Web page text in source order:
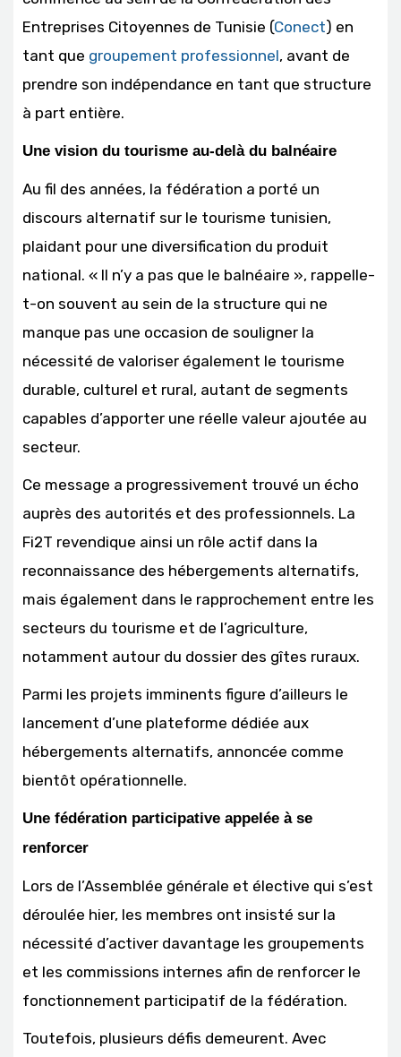
Entreprises Citoyennes de Tunisie (Conect) en
tant que groupement professionnel, avant de
prendre son indépendance en tant que structure
à part entière.
Une vision du tourisme au-delà du balnéaire
Au fil des années, la fédération a porté un
discours alternatif sur le tourisme tunisien,
plaidant pour une diversification du produit
national. « Il n’y a pas que le balnéaire », rappelle-
t-on souvent au sein de la structure qui ne
manque pas une occasion de souligner la
nécessité de valoriser également le tourisme
durable, culturel et rural, autant de segments
capables d’apporter une réelle valeur ajoutée au
secteur.
Ce message a progressivement trouvé un écho
auprès des autorités et des professionnels. La
Fi2T revendique ainsi un rôle actif dans la
reconnaissance des hébergements alternatifs,
mais également dans le rapprochement entre les
secteurs du tourisme et de l’agriculture,
notamment autour du dossier des gîtes ruraux.
Parmi les projets imminents figure d’ailleurs le
lancement d’une plateforme dédiée aux
hébergements alternatifs, annoncée comme
bientôt opérationnelle.
Une fédération participative appelée à se
renforcer
Lors de l’Assemblée générale et élective qui s’est
déroulée hier, les membres ont insisté sur la
nécessité d’activer davantage les groupements
et les commissions internes afin de renforcer le
fonctionnement participatif de la fédération.
Toutefois, plusieurs défis demeurent. Avec